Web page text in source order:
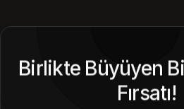
Birlikte Büyüyen
Fırsatı!